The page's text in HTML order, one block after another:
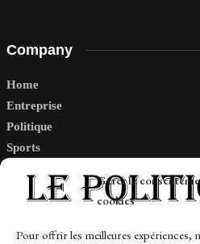
Gérer le
cookies
Pour offrir les meilleures expériences,
Company
Home
Entreprise
Politique
Sports